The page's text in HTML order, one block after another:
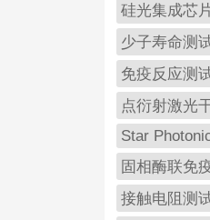
硅光集成芯
少子寿命测
免疫反应测
点衍射激光
Star
固相酶联免
接触电阻测